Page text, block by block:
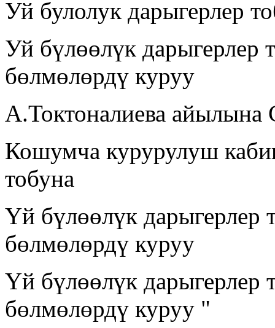
Уй булолук дарыгерлер
Уй бүлөөлүк дарыгерлер
бөлмөлөрдү куруу
А.Токтоналиева айылына
Кошумча курурулуш
тобуна
Үй бүлөөлүк дарыгерлер
бөлмөлөрдү куруу
Үй бүлөөлүк дарыгерлер
бөлмөлөрдү куруу "